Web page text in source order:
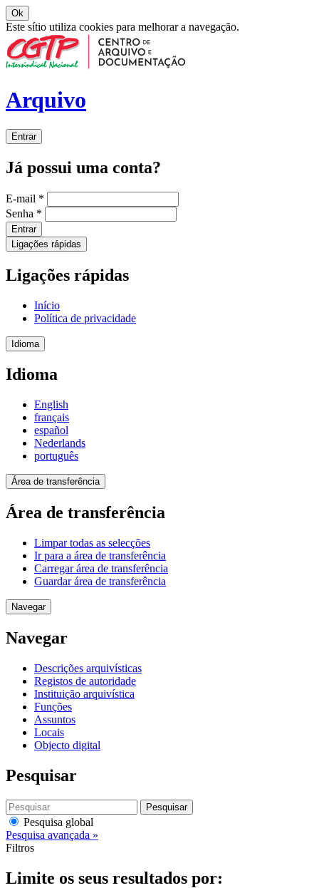
Ok
Este sítio utiliza cookies para melhorar a navegação.
Arquivo
Entrar
Já possui uma conta?
E-mail *
Senha *
Entrar
Ligações rápidas
Ligações rápidas
Início
Política de privacidade
Idioma
Idioma
English
français
español
Nederlands
português
Área de transferência
Área de transferência
Limpar todas as selecções
Ir para a área de transferência
Carregar área de transferência
Guardar área de transferência
Navegar
Navegar
Descrições arquivísticas
Registos de autoridade
Instituição arquivística
Funções
Assuntos
Locais
Objecto digital
Pesquisar
Pesquisar
Pesquisa global
Pesquisa avançada »
Filtros
Limite os seus resultados por: